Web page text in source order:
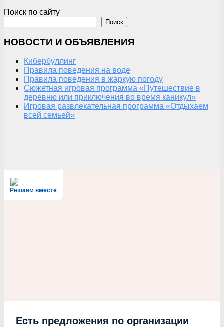
Поиск по сайту
Поиск
НОВОСТИ И ОБЪЯВЛЕНИЯ
Кибербуллинг
Правила поведения на воде
Правила поведения в жаркую погоду
Сюжетная игровая программа «Путешествие в
деревню или приключения во время каникул»
Игровая развлекательная программа «Отдыхаем
всей семьей»
Решаем вместе
Есть предложения по организации